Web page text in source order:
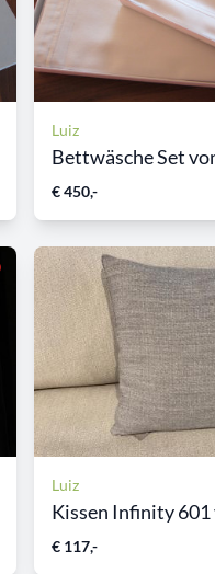
Luiz
Bettwäsche Set
€ 450,-
Luiz
Kissen Infinity 601
€ 117,-